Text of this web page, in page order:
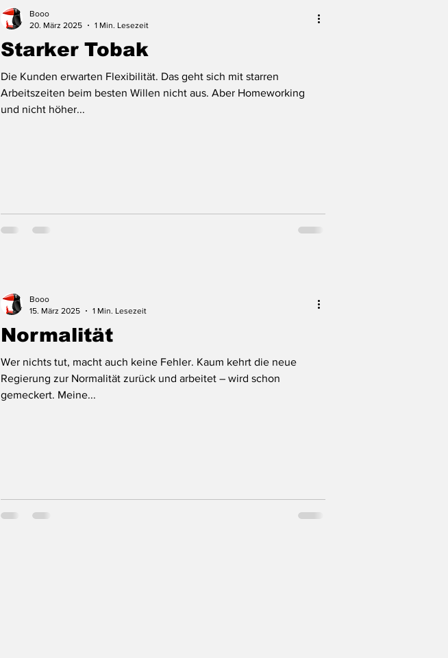
Starker Tobak
Die Kunden erwarten Flexibilität. Das geht sich mit starren
Arbeitszeiten beim besten Willen nicht aus. Aber Homeworking
und nicht höher...
Booo
20. März 2025
1 Min. Lesezeit
Normalität
Wer nichts tut, macht auch keine Fehler. Kaum kehrt die neue
Regierung zur Normalität zurück und arbeitet – wird schon
gemeckert. Meine...
Booo
15. März 2025
1 Min. Lesezeit